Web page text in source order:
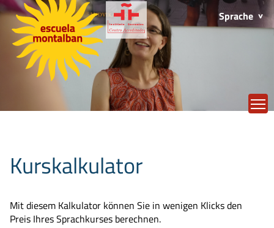
Sprache
Kurskalkulator
Mit diesem Kalkulator können Sie in wenigen Klicks den
Preis Ihres Sprachkurses berechnen.